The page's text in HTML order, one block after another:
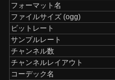
フォーマット名
ファイルサイズ (ogg)
ビットレート
サンプルレート
チャンネル数
チャンネルレイアウト
コーデック名